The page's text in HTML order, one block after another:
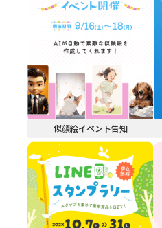
似顔絵イベント告知